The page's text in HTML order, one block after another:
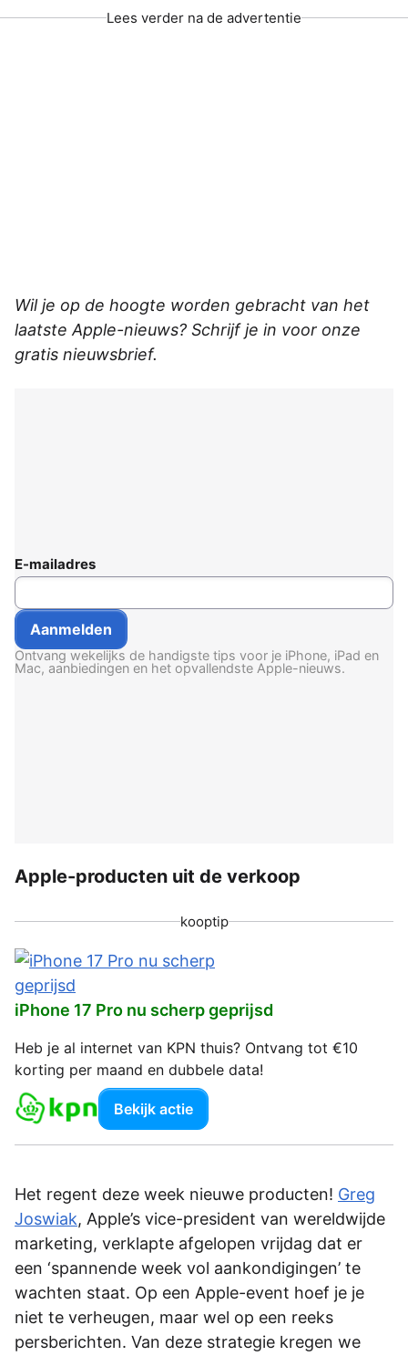
Lees verder na de advertentie
Wil je op de hoogte worden gebracht van het
laatste Apple-nieuws? Schrijf je in voor onze
gratis nieuwsbrief.
E-mailadres
Ontvang wekelijks de handigste tips voor je iPhone, iPad en
Mac, aanbiedingen en het opvallendste Apple-nieuws.
Apple-producten uit de verkoop
kooptip
iPhone 17 Pro nu scherp geprijsd
Heb je al internet van KPN thuis? Ontvang tot €10
korting per maand en dubbele data!
Bekijk actie
Het regent deze week nieuwe producten! Greg
Joswiak, Apple’s vice-president van wereldwijde
marketing, verklapte afgelopen vrijdag dat er
een ‘spannende week vol aankondigingen’ te
wachten staat. Op een Apple-event hoef je je
niet te verheugen, maar wel op een reeks
persberichten. Van deze strategie kregen we